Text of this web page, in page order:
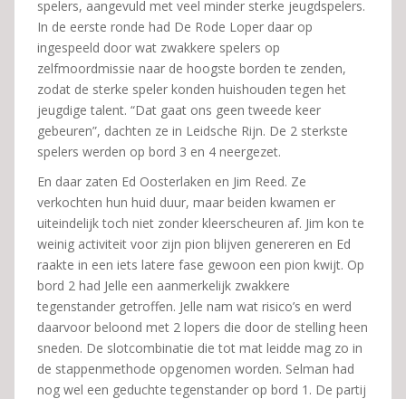
spelers, aangevuld met veel minder sterke jeugdspelers.
In de eerste ronde had De Rode Loper daar op
ingespeeld door wat zwakkere spelers op
zelfmoordmissie naar de hoogste borden te zenden,
zodat de sterke speler konden huishouden tegen het
jeugdige talent. “Dat gaat ons geen tweede keer
gebeuren”, dachten ze in Leidsche Rijn. De 2 sterkste
spelers werden op bord 3 en 4 neergezet.
En daar zaten Ed Oosterlaken en Jim Reed. Ze
verkochten hun huid duur, maar beiden kwamen er
uiteindelijk toch niet zonder kleerscheuren af. Jim kon te
weinig activiteit voor zijn pion blijven genereren en Ed
raakte in een iets latere fase gewoon een pion kwijt. Op
bord 2 had Jelle een aanmerkelijk zwakkere
tegenstander getroffen. Jelle nam wat risico’s en werd
daarvoor beloond met 2 lopers die door de stelling heen
sneden. De slotcombinatie die tot mat leidde mag zo in
de stappenmethode opgenomen worden. Selman had
nog wel een geduchte tegenstander op bord 1. De partij